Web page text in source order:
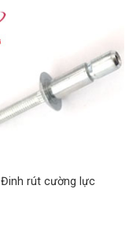
Đinh rút cường lực